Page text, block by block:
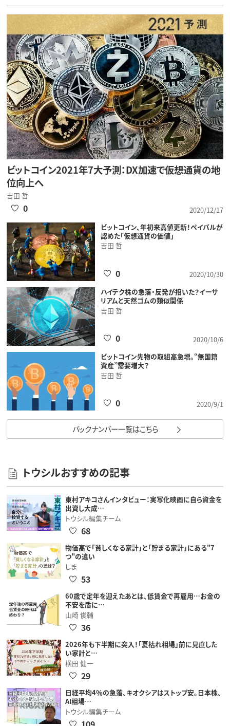
ビットコイン2021年7大予測：DX加速で仮想通貨の地
位向上へ
吉田 哲
2020/12/17
0
ビットコイン、年初来高値更新！ペイパルが
認めた「仮想通貨の価値」
吉田 哲
2020/10/30
0
ハイテク株の急落・反発が招いた？イーサ
リアムと天然ゴムの類似関係
吉田 哲
2020/10/6
0
ビットコイン先物の取組高急増。“無国籍
資産”需要増大？
吉田 哲
2020/9/1
0
バックナンバー一覧はこちら
トウシルおすすめの記事
東村アキコさんインタビュー：実写化映画に自ら資金を
出資し大成…
トウシル編集チーム
68
物価高で「貧しくなる家計」と「貯まる家計」にある"7
つ"の違い
しま
53
60歳で定年を迎えたあとは、低賃金で再雇用…お金の
不安を盾に…
山崎 俊輔
36
2026年も下半期に突入！「夏枯れ相場」前に見直した
い家計と…
横田 健一
29
日経平均4％の急落、キオクシアはストップ安。日本株、
AI相場…
トウシル編集チーム